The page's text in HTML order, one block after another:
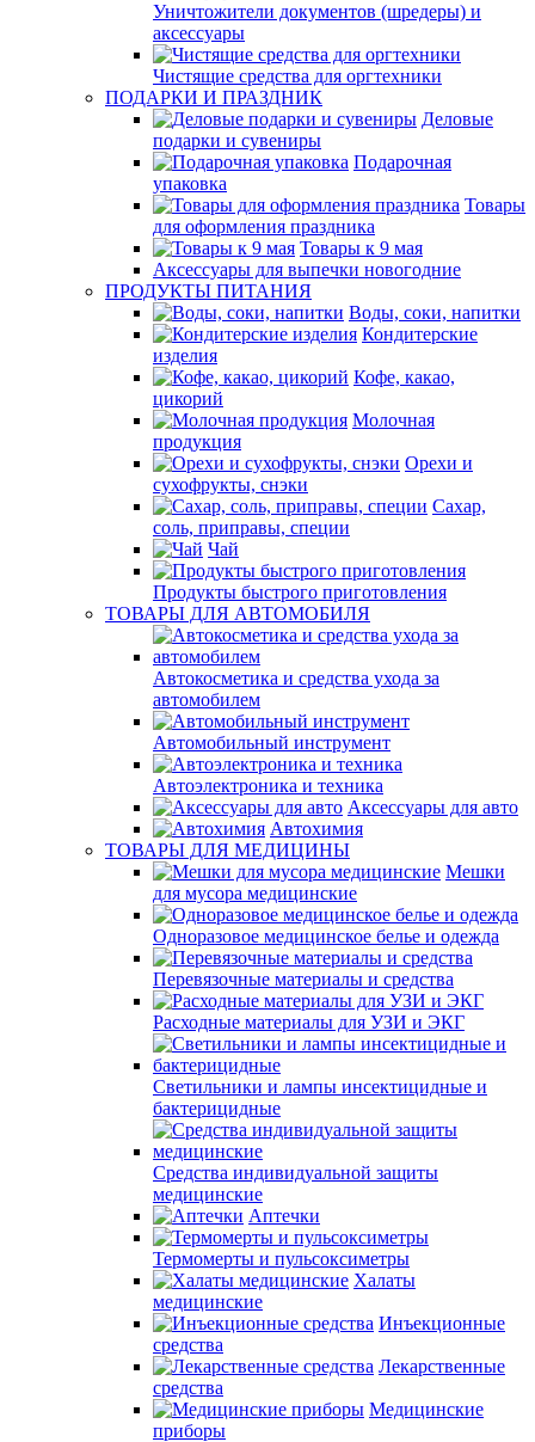
Уничтожители документов (шредеры) и
аксессуары
Чистящие средства для оргтехники
ПОДАРКИ И ПРАЗДНИК
Деловые
подарки и сувениры
Подарочная
упаковка
Товары
для оформления праздника
Товары к 9 мая
Аксессуары для выпечки новогодние
ПРОДУКТЫ ПИТАНИЯ
Воды, соки, напитки
Кондитерские
изделия
Кофе, какао,
цикорий
Молочная
продукция
Орехи и
сухофрукты, снэки
Сахар,
соль, приправы, специи
Чай
Продукты быстрого приготовления
ТОВАРЫ ДЛЯ АВТОМОБИЛЯ
Автокосметика и средства ухода за
автомобилем
Автомобильный инструмент
Автоэлектроника и техника
Аксессуары для авто
Автохимия
ТОВАРЫ ДЛЯ МЕДИЦИНЫ
Мешки
для мусора медицинские
Одноразовое медицинское белье и одежда
Перевязочные материалы и средства
Расходные материалы для УЗИ и ЭКГ
Светильники и лампы инсектицидные и
бактерицидные
Средства индивидуальной защиты
медицинские
Аптечки
Термомерты и пульсоксиметры
Халаты
медицинские
Инъекционные
средства
Лекарственные
средства
Медицинские
приборы